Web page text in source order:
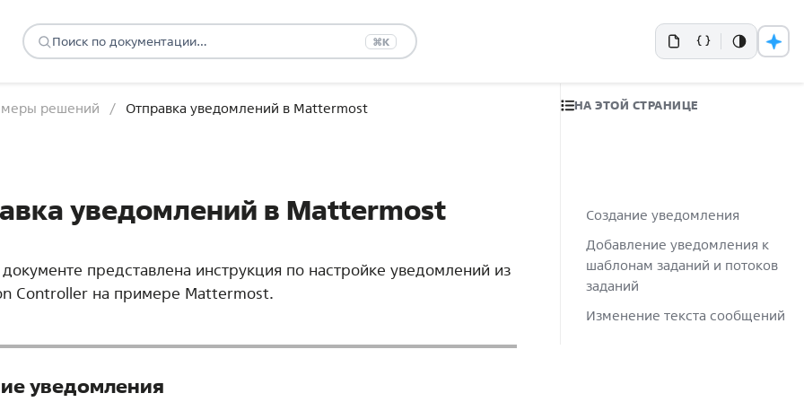
⌘K
решений Отправка уведомлений в Mattermost
уведомлений в Mattermost
представлена инструкция по настройке уведомлений из
Controller на примере Mattermost.
уведомления
НА ЭТОЙ СТРАНИЦЕ
Создание уведомления
Добавление уведомления к
шаблонам заданий и потоков
заданий
Изменение текста сообщений